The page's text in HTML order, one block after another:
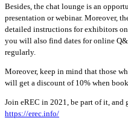
Besides, the chat lounge is an
presentation or webinar. Moreover,
detailed instructions for exhibitors
you will also find dates for online
regularly.
Moreover, keep in mind that those
will get a discount of 10% when
Join eREC in 2021, be part of it,
https://erec.info/